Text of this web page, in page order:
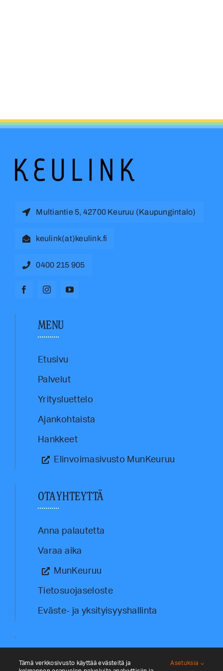
Multiantie 5, 42700 Keuruu (Kaupungintalo)
keulink(at)keulink.fi
0400 215 905
MENU
Etusivu
Palvelut
Yritysluettelo
Ajankohtaista
Hankkeet
Elinvoimasivusto MunKeuruu
OTA YHTEYTTÄ
Anna palautetta
Varaa aika
MunKeuruu
Tietosuojaseloste
Eväste- ja yksityisyyshallinta
Tämä verkkosivusto käyttää evästeitä ja
Asetuksia